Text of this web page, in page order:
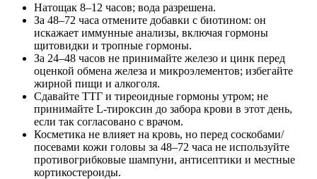
Натощак 8–12 часов; вода разрешена.
За 48–72 часа отмените добавки с биотином: он
искажает иммунные анализы, включая гормоны
щитовидки и тропные гормоны.
За 24–48 часов не принимайте железо и цинк перед
оценкой обмена железа и микроэлементов; избегайте
жирной пищи и алкоголя.
Сдавайте ТТГ и тиреоидные гормоны утром; не
принимайте L‑тироксин до забора крови в этот день,
если так согласовано с врачом.
Косметика не влияет на кровь, но перед соскобами/
посевами кожи головы за 48–72 часа не используйте
противогрибковые шампуни, антисептики и местные
кортикостероиды.